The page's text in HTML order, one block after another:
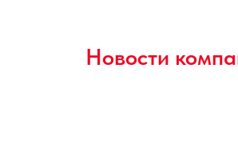
Новости